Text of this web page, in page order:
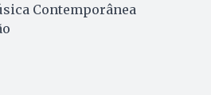
Contemporânea